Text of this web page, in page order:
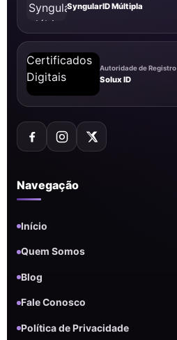
SyngularID Múltipla
Autoridade de Registro
Solux ID
Navegação
Início
Quem Somos
Blog
Fale Conosco
Política de Privacidade